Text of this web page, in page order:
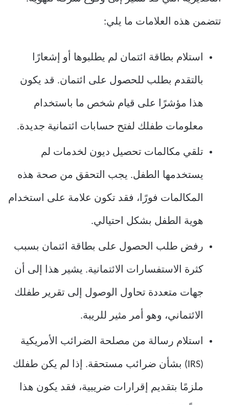
تتضمن هذه العلامات ما يلي:
استلام بطاقة ائتمان لم يطلبوها أو إشعارًا
بالتقدم بطلب للحصول على ائتمان. قد يكون
هذا مؤشرًا على قيام شخص ما باستخدام
معلومات طفلك لفتح حسابات ائتمانية جديدة.
تلقي مكالمات تحصيل ديون لخدمات لم
يستخدمها الطفل. يجب التحقق من صحة هذه
المكالمات فورًا، فقد تكون علامة على استخدام
هوية الطفل بشكل احتيالي.
رفض طلب الحصول على بطاقة ائتمان بسبب
كثرة الاستفسارات الائتمانية. يشير هذا إلى أن
جهات متعددة تحاول الوصول إلى تقرير طفلك
الائتماني، وهو أمر مثير للريبة.
استلام رسالة من مصلحة الضرائب الأمريكية
(IRS) بشأن ضرائب مستحقة. إذا لم يكن طفلك
ملزمًا بتقديم إقرارات ضريبية، فقد يكون هذا